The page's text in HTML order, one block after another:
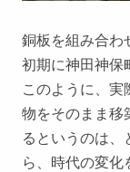
銅板を組み合わ
初期に神田神保
このように、実
物をそのまま移
るというのは、
ら、時代の変化